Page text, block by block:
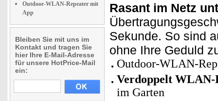
Outdoor-WLAN-Repeater mit
App
Bleiben Sie mit uns im
Kontakt und tragen Sie
hier Ihre E-Mail-Adresse
für unsere HotPrice-Mail
ein:
Rasant im Netz
Sekunde. So sind
ohne Ihre Geduld
Outdoor-WLAN-
Verdoppelt WLAN-
im Garten